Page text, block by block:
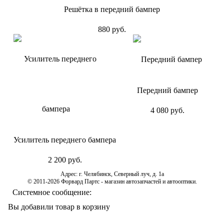
Решётка в передний бампер
880 руб.
Усилитель переднего бампера
2 200 руб.
Передний бампер
4 080 руб.
Адрес: г. Челябинск, Северный луч, д. 1а
© 2011-2026 Форвард Партс - магазин автозапчастей и автооптики.
Системное сообщение:
Вы добавили товар в корзину